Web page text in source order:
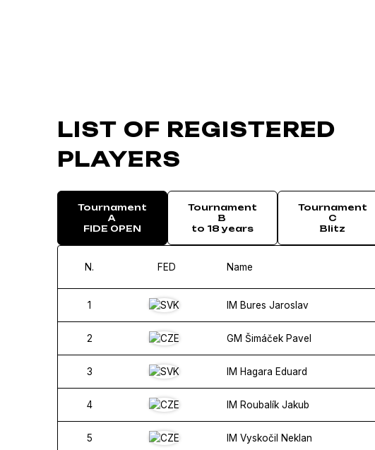
LIST OF REGISTERED
PLAYERS
Tournament
A
FIDE OPEN
Tournament
B
to 18 years
Tournament
C
Blitz
N. FED Name
1 IM Bures Jaroslav
2 GM Šimáček Pavel
3 IM Hagara Eduard
4 IM Roubalík Jakub
5 IM Vyskočil Neklan